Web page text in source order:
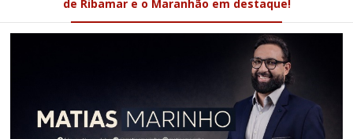
de Ribamar e o Maranhão em destaque!